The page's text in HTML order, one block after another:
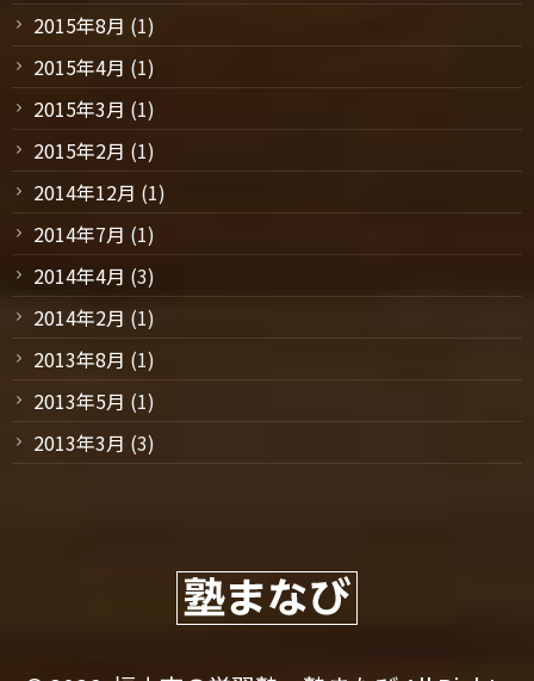
2015年8月 (1)
2015年4月 (1)
2015年3月 (1)
2015年2月 (1)
2014年12月 (1)
2014年7月 (1)
2014年4月 (3)
2014年2月 (1)
2013年8月 (1)
2013年5月 (1)
2013年3月 (3)